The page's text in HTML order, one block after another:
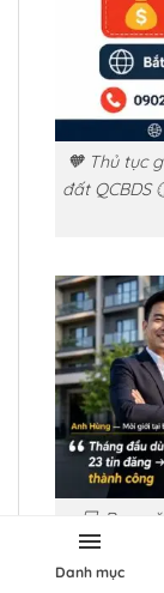
🧡 Thủ tục
đất QCBDS
💻 Rao
QCBDS
Danh mục